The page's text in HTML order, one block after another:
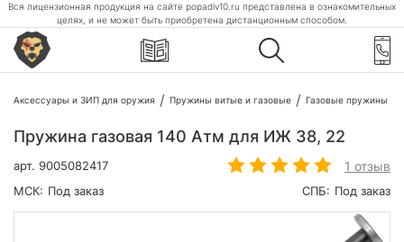
Вся лицензионная продукция на сайте popadiv10.ru представлена в ознакомительных
целях, и не может быть приобретена дистанционным способом.
Аксессуары и ЗИП для оружия Пружины витые и газовые Газовые пружины
Пружина газовая 140 Атм для ИЖ 38, 22
арт. 9005082417 1 отзыв
МСК: Под заказ СПБ: Под заказ